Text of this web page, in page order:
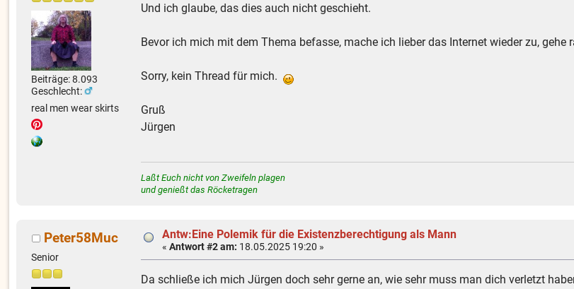
Beiträge: 8.093
Geschlecht:
real men wear skirts
Und ich glaube, das dies auch nicht geschieht.
Bevor ich mich mit dem Thema befasse, mache ich lieber das Internet wieder zu,
Sorry, kein Thread für mich.
Gruß
Jürgen
Laßt Euch nicht von Zweifeln plagen
und genießt das Röcketragen
Peter58Muc
Senior
Antw:Eine Polemik für die Existenzberechtigung als Mann
«Antwort #2 am: 18.05.2025 19:20 »
Da schließe ich mich Jürgen doch sehr gerne an, wie sehr muss man dich verletzt